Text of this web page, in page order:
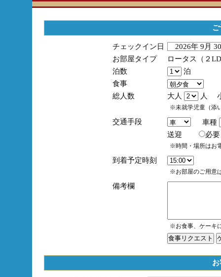
チェックイン日
2026年 9月
お部屋タイプ
ロータス（２
泊数
泊
食事
総人数
大人 人
※未就学児童（添
交通手段
車種
送迎
※時間・場所はお
到着予定時刻
※お部屋のご用意
備考欄
※お食事、ケーキ